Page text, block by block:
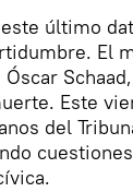
último
El
Schaad,
Este
del